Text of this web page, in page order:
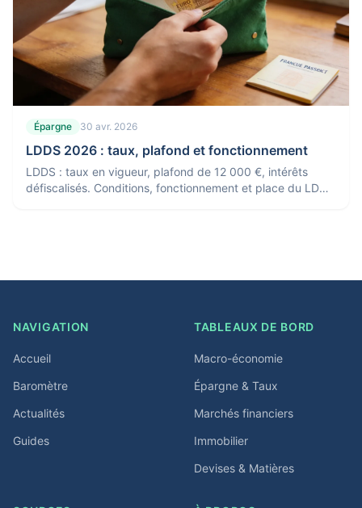
Épargne 30 avr. 2026
LDDS 2026 : taux, plafond et fonctionnement
LDDS : taux en vigueur, plafond de 12 000 €, intérêts
défiscalisés. Conditions, fonctionnement et place du LDDS
NAVIGATION
Accueil
Baromètre
Actualités
Guides
TABLEAUX DE BORD
Macro-économie
Épargne & Taux
Marchés financiers
Immobilier
Devises & Matières